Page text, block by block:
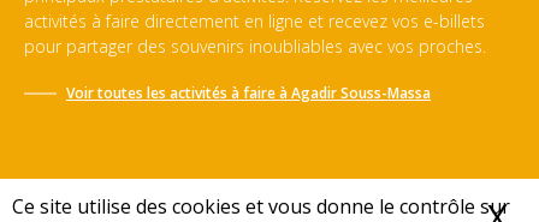
Ce site utilise des cookies et vous donne le contrôle sur
activités à faire directement en ligne et recevez vos e-billets
pour partager des souvenirs inoubliables avec vos proches.
Voir toutes les activités à faire àAgadir Souss-Massa